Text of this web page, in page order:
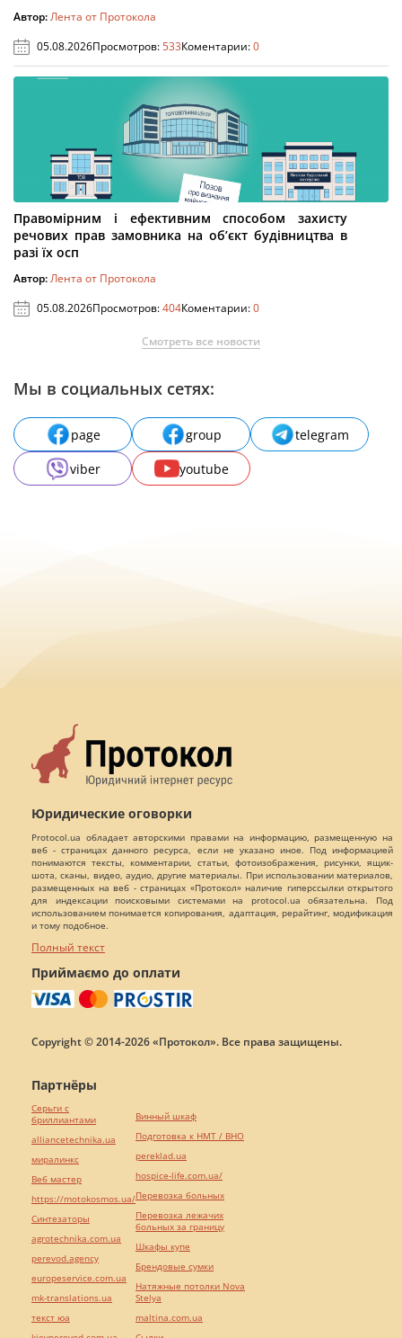
Автор:Лента от Протокола
05.08.2026Просмотров:533Коментарии:0
Правомірним і ефективним способом захисту
речових прав замовника на об’єкт будівництва в
разі їх осп
Автор:Лента от Протокола
05.08.2026Просмотров:404Коментарии:0
Смотреть все новости
Мы в социальных сетях:
page group
telegram
viber
youtube
Юридические оговорки
Protocol.ua обладает авторскими правами на информацию, размещенную на
веб - страницах данного ресурса, если не указано иное. Под информацией
понимаются тексты, комментарии, статьи, фотоизображения, рисунки, ящик-
шота, сканы, видео, аудио, другие материалы. При использовании материалов,
размещенных на веб - страницах «Протокол» наличие гиперссылки открытого
для индексации поисковыми системами на protocol.ua обязательна. Под
использованием понимается копирования, адаптация, рерайтинг, модификация
и тому подобное.
Полный текст
Приймаємо до оплати
Copyright © 2014-2026 «Протокол». Все права защищены.
Партнёры
Серьги с
бриллиантами
alliancetechnika.ua
миралинкс
Веб мастер
https://motokosmos.ua/
Синтезаторы
agrotechnika.com.ua
perevod.agency
europeservice.com.ua
mk-translations.ua
текст юа
Винный шкаф
Подготовка к НМТ / ВНО
pereklad.ua
hospice-life.com.ua/
Перевозка больных
Перевозка лежачих
больных за границу
Шкафы купе
Брендовые сумки
Натяжные потолки Nova
Stelya
maltina.com.ua